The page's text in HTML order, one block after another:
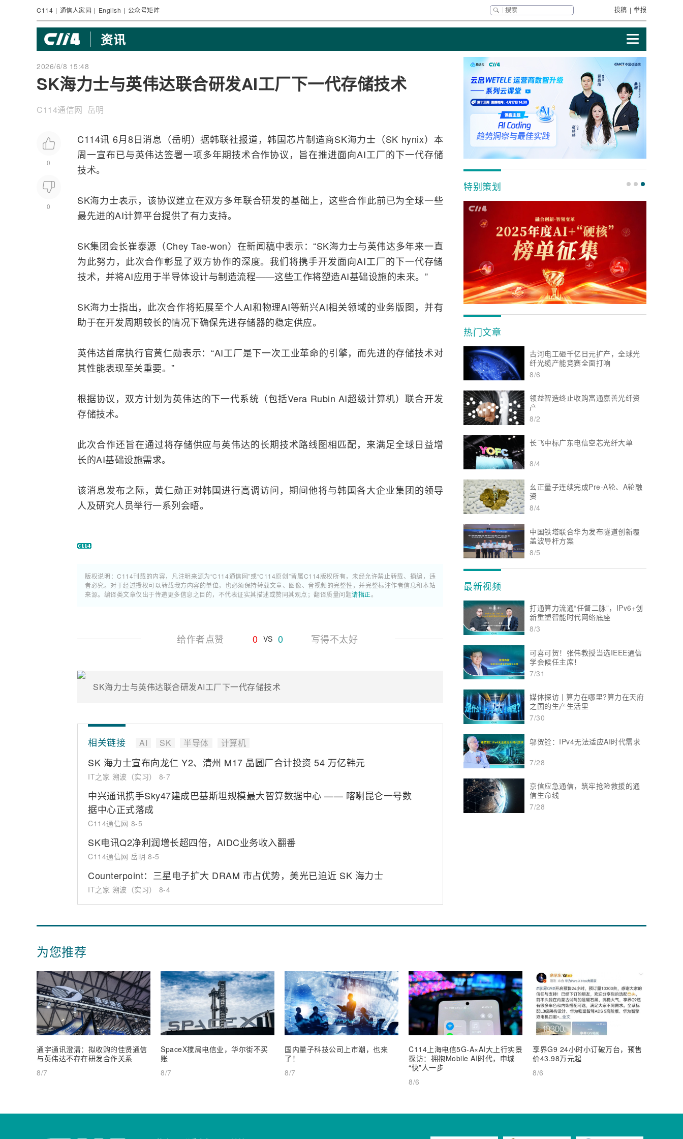
C114 | 通信人家园 | English | 公众号矩阵 投稿 | 举报
资讯
2026/6/8 15:48
SK海力士与英伟达联合研发AI工厂下一代存储技术
C114通信网 岳明
0
0
C114讯 6月8日消息（岳明）据韩联社报道，韩国芯片制造商SK海力士（SK hynix）本
周一宣布已与英伟达签署一项多年期技术合作协议，旨在推进面向AI工厂的下一代存储
技术。
SK海力士表示，该协议建立在双方多年联合研发的基础上，这些合作此前已为全球一些
最先进的AI计算平台提供了有力支持。
SK集团会长崔泰源（Chey Tae-won）在新闻稿中表示：“SK海力士与英伟达多年来一直
为此努力，此次合作彰显了双方协作的深度。我们将携手开发面向AI工厂的下一代存储
技术，并将AI应用于半导体设计与制造流程——这些工作将塑造AI基础设施的未来。”
SK海力士指出，此次合作将拓展至个人AI和物理AI等新兴AI相关领域的业务版图，并有
助于在开发周期较长的情况下确保先进存储器的稳定供应。
英伟达首席执行官黄仁勋表示：“AI工厂是下一次工业革命的引擎，而先进的存储技术对
其性能表现至关重要。”
根据协议，双方计划为英伟达的下一代系统（包括Vera Rubin AI超级计算机）联合开发
存储技术。
此次合作还旨在通过将存储供应与英伟达的长期技术路线图相匹配，来满足全球日益增
长的AI基础设施需求。
该消息发布之际，黄仁勋正对韩国进行高调访问，期间他将与韩国各大企业集团的领导
人及研究人员举行一系列会晤。
版权说明：C114刊载的内容，凡注明来源为“C114通信网”或“C114原创”皆属C114版权所有，未经允许禁止转载、摘编，违
者必究。对于经过授权可以转载我方内容的单位，也必须保持转载文章、图像、音视频的完整性，并完整标注作者信息和本站
来源。编译类文章仅出于传递更多信息之目的，不代表证实其描述或赞同其观点；翻译质量问题请指正。
给作者点赞 0 VS 0 写得不太好
SK海力士与英伟达联合研发AI工厂下一代存储技术
相关链接 AI SK 半导体 计算机
SK 海力士宣布向龙仁 Y2、清州 M17 晶圆厂合计投资 54 万亿韩元
IT之家 溯波（实习） 8-7
中兴通讯携手Sky47建成巴基斯坦规模最大智算数据中心 —— 喀喇昆仑一号数
据中心正式落成
C114通信网 8-5
SK电讯Q2净利润增长超四倍，AIDC业务收入翻番
C114通信网 岳明 8-5
Counterpoint：三星电子扩大 DRAM 市占优势，美光已迫近 SK 海力士
IT之家 溯波（实习） 8-4
特别策划
热门文章
古河电工砸千亿日元扩产，全球光
纤光缆产能竞赛全面打响
8/6
领益智造终止收购富通嘉善光纤资
产
8/2
长飞中标广东电信空芯光纤大单
8/4
幺正量子连续完成Pre-A轮、A轮融
资
8/4
中国铁塔联合华为发布隧道创新覆
盖波导杆方案
8/5
最新视频
打通算力流通“任督二脉”，IPv6+创
新重塑智能时代网络底座
8/3
可喜可贺！张伟教授当选IEEE通信
学会候任主席！
7/31
媒体探访 | 算力在哪里?算力在天府
之国的生产生活里
7/30
邬贺铨：IPv4无法适应AI时代需求
7/28
京信应急通信，筑牢抢险救援的通
信生命线
7/28
为您推荐
通宇通讯澄清：拟收购的佳贤通信
与英伟达不存在研发合作关系
8/7
SpaceX搅局电信业，华尔街不买
账
8/7
国内量子科技公司上市潮，也来
了！
8/7
C114上海电信5G-A×AI大上行实景
探访：拥抱Mobile AI时代，申城
“快”人一步
8/6
享界G9 24小时小订破万台，预售
价43.98万元起
8/6